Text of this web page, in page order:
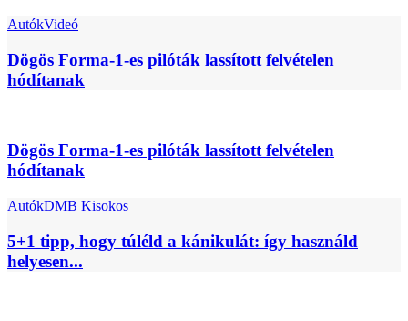
AutókVideó
Dögös Forma-1-es pilóták lassított felvételen
hódítanak
Dögös Forma-1-es pilóták lassított felvételen
hódítanak
AutókDMB Kisokos
5+1 tipp, hogy túléld a kánikulát: így használd
helyesen...